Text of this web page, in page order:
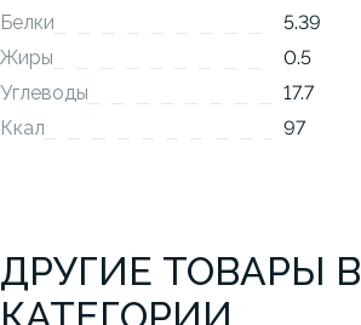
Белки
5.39
Жиры
0.5
Углеводы
17.7
Ккал
97
ДРУГИЕ ТОВАРЫ В
КАТЕГОРИИ